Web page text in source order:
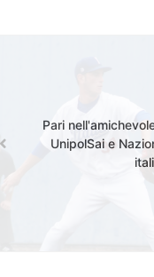
Pari
UnipolSai e